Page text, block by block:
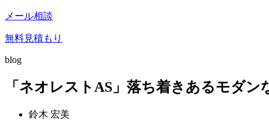
メール相談
無料見積もり
blog
「ネオレストAS」落ち着きあるモダン
鈴木 宏美